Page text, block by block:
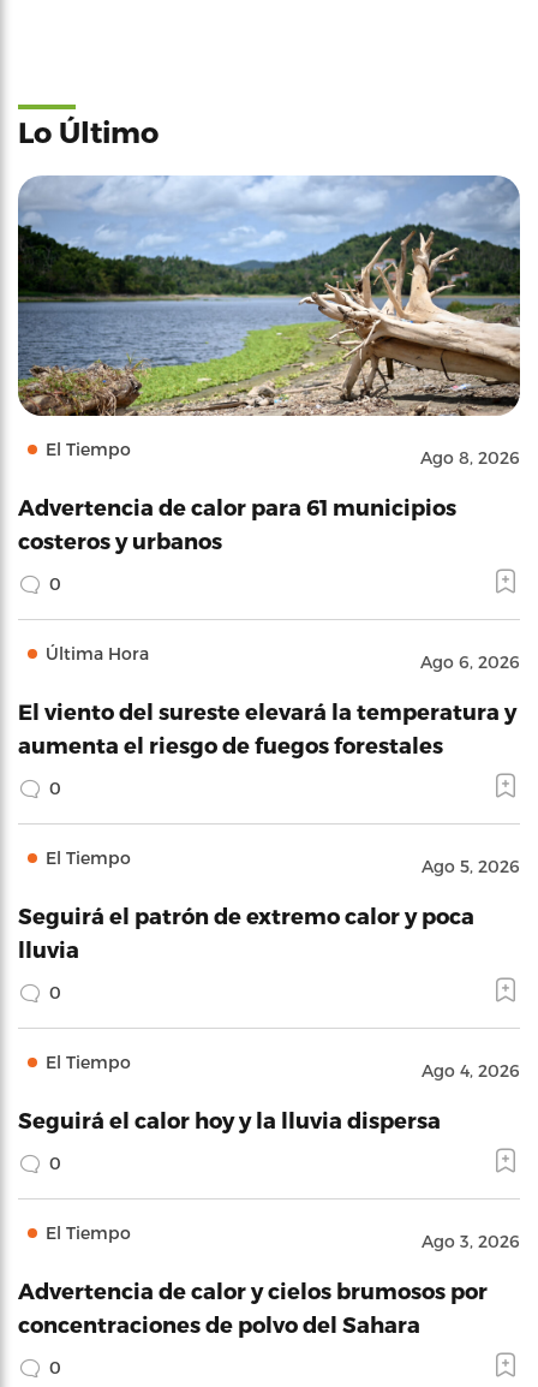
Lo Último
El Tiempo Ago 8, 2026
Advertencia de calor para 61 municipios
costeros y urbanos
0
Última Hora Ago 6, 2026
El viento del sureste elevará la temperatura y
aumenta el riesgo de fuegos forestales
0
El Tiempo Ago 5, 2026
Seguirá el patrón de extremo calor y poca
lluvia
0
El Tiempo Ago 4, 2026
Seguirá el calor hoy y la lluvia dispersa
0
El Tiempo Ago 3, 2026
Advertencia de calor y cielos brumosos por
concentraciones de polvo del Sahara
0